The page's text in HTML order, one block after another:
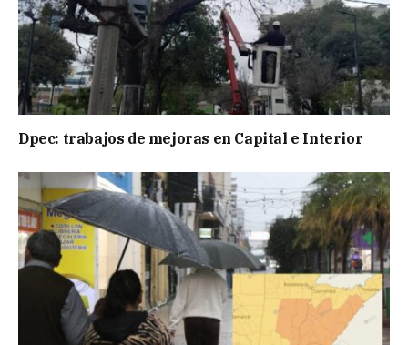
Dpec: trabajos de mejoras en Capital e Interior